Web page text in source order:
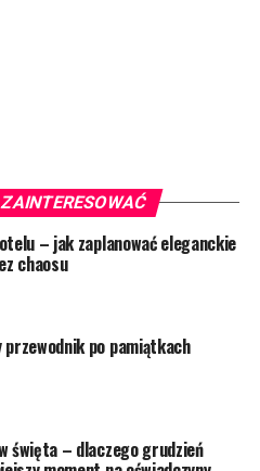
– jak zaplanować eleganckie
chaosu
przewodnik po pamiątkach
święta – dlaczego grudzień